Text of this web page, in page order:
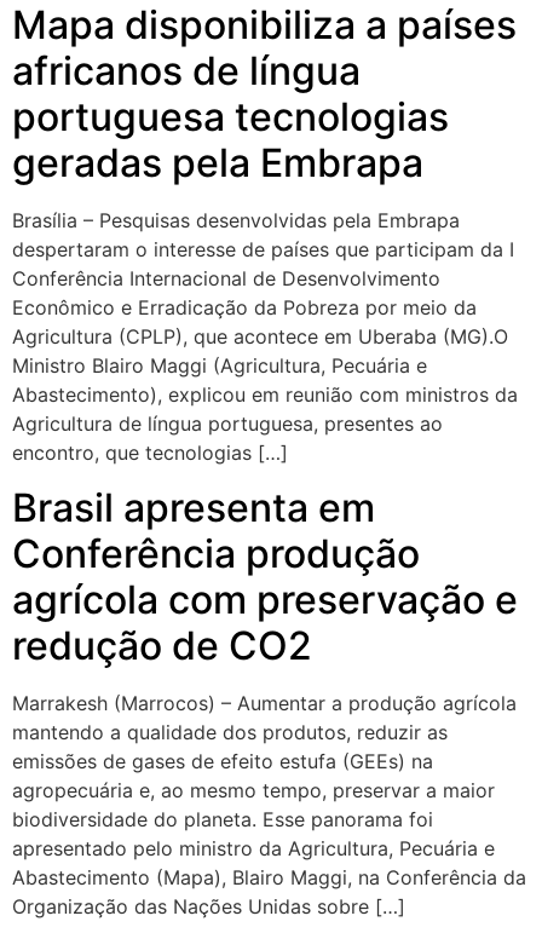
Mapa disponibiliza a países
africanos de língua
portuguesa tecnologias
geradas pela Embrapa
Brasília – Pesquisas desenvolvidas pela Embrapa
despertaram o interesse de países que participam da I
Conferência Internacional de Desenvolvimento
Econômico e Erradicação da Pobreza por meio da
Agricultura (CPLP), que acontece em Uberaba (MG).O
Ministro Blairo Maggi (Agricultura, Pecuária e
Abastecimento), explicou em reunião com ministros da
Agricultura de língua portuguesa, presentes ao
encontro, que tecnologias […]
Brasil apresenta em
Conferência produção
agrícola com preservação e
redução de CO2
Marrakesh (Marrocos) – Aumentar a produção agrícola
mantendo a qualidade dos produtos, reduzir as
emissões de gases de efeito estufa (GEEs) na
agropecuária e, ao mesmo tempo, preservar a maior
biodiversidade do planeta. Esse panorama foi
apresentado pelo ministro da Agricultura, Pecuária e
Abastecimento (Mapa), Blairo Maggi, na Conferência da
Organização das Nações Unidas sobre […]